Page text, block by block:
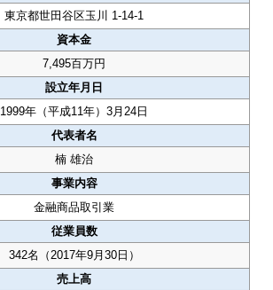
東京都世田谷区玉川 1-14-1
資本金
7,495百万円
設立年月日
1999年（平成11年）3月24日
代表者名
楠 雄治
事業内容
金融商品取引業
従業員数
342名（2017年9月30日）
売上高